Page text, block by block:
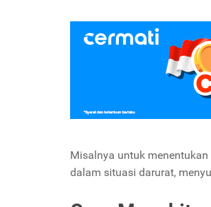
Misalnya untuk
dalam situasi darurat,